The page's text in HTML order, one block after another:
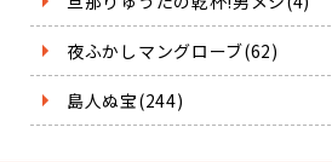
夜ふかしマングローブ(62)
島人ぬ宝(244)